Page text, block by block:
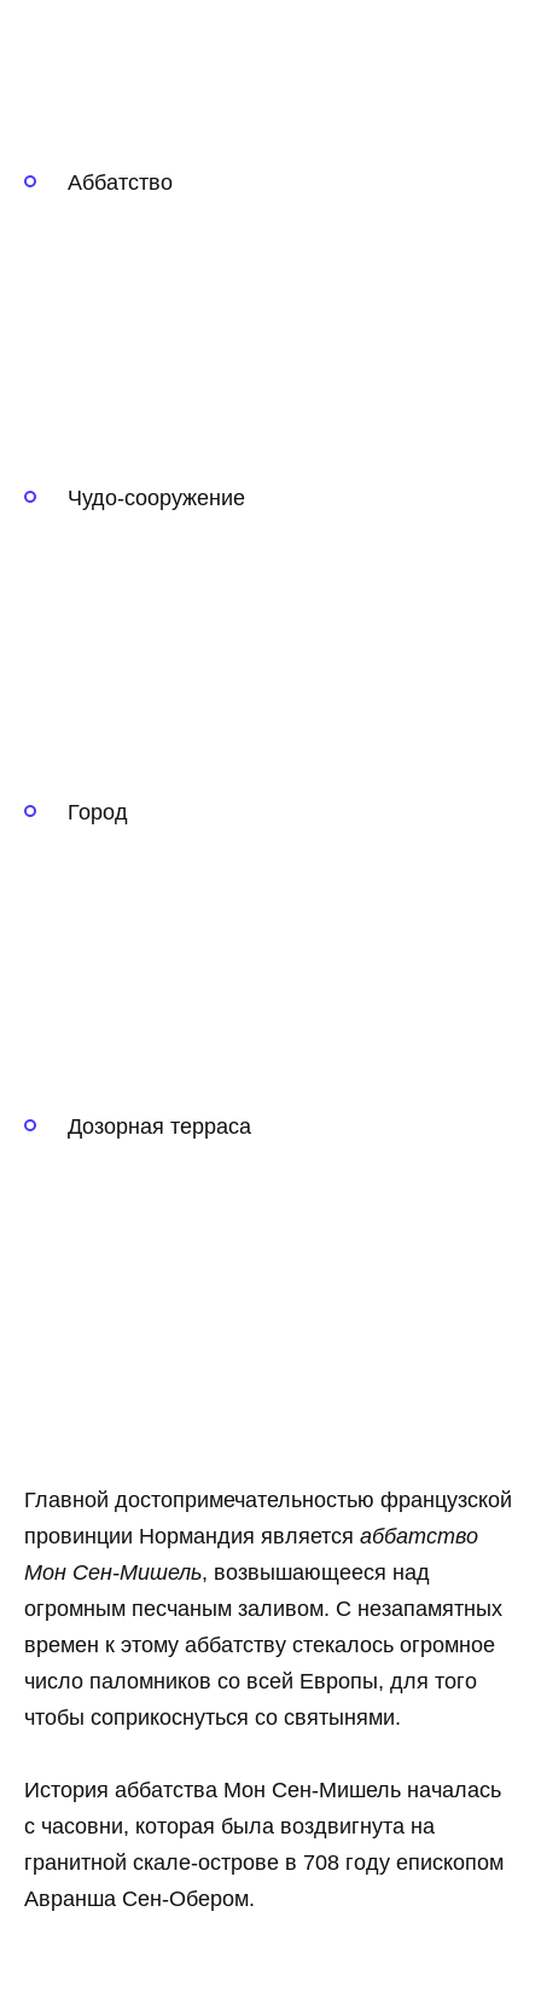
Аббатство
Чудо-сооружение
Город
Дозорная терраса
Главной достопримечательностью французской
провинции Нормандия является аббатство
Мон Сен-Мишель, возвышающееся над
огромным песчаным заливом. С незапамятных
времен к этому аббатству стекалось огромное
число паломников со всей Европы, для того
чтобы соприкоснуться со святынями.
История аббатства Мон Сен-Мишель началась
с часовни, которая была воздвигнута на
гранитной скале-острове в 708 году епископом
Авранша Сен-Обером.